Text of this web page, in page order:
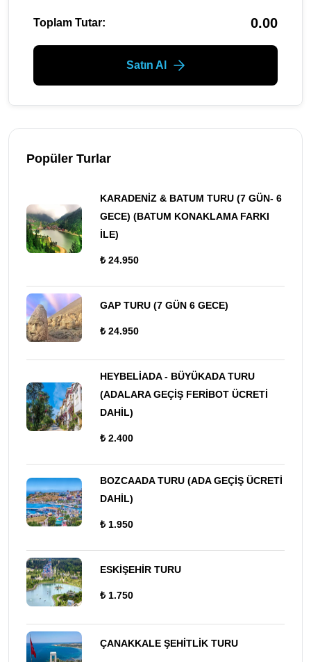
Toplam Tutar: 0.00
Satın Al
Popüler Turlar
KARADENİZ & BATUM TURU (7 GÜN- 6
GECE) (BATUM KONAKLAMA FARKI
İLE)
₺ 24.950
GAP TURU (7 GÜN 6 GECE)
₺ 24.950
HEYBELİADA - BÜYÜKADA TURU
(ADALARA GEÇİŞ FERİBOT ÜCRETİ
DAHİL)
₺ 2.400
BOZCAADA TURU (ADA GEÇİŞ ÜCRETİ
DAHİL)
₺ 1.950
ESKİŞEHİR TURU
₺ 1.750
ÇANAKKALE ŞEHİTLİK TURU